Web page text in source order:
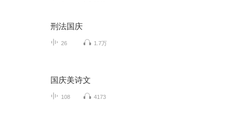
刑法国庆
26 1.7万
国庆美诗文
108 4173